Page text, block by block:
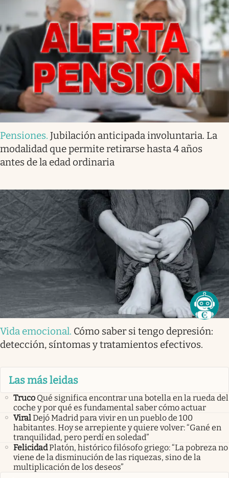
Pensiones. Jubilación anticipada involuntaria. La
modalidad que permite retirarse hasta 4 años
antes de la edad ordinaria
Vida emocional. Cómo saber si tengo depresión:
detección, síntomas y tratamientos efectivos.
Las más leidas
Truco Qué significa encontrar una botella en la rueda del
coche y por qué es fundamental saber cómo actuar
ViralDejó Madrid para vivir en un pueblo de 100
habitantes. Hoy se arrepiente y quiere volver: “Gané en
tranquilidad, pero perdí en soledad”
FelicidadPlatón, histórico filósofo griego: “La pobreza no
viene de la disminución de las riquezas, sino de la
multiplicación de los deseos”